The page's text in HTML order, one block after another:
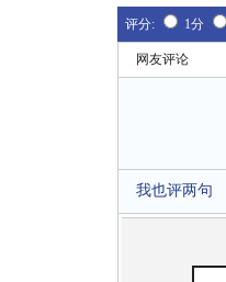
评分: 1分
网友评论
我也评两句